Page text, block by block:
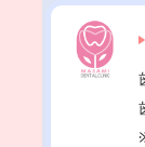
2022年09月
2022年08月
2022年07月
2022年06月